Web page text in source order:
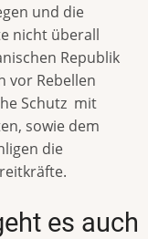
und die
nicht überall
Republik
vor Rebellen
Schutz mit
sowie dem
die
es auch